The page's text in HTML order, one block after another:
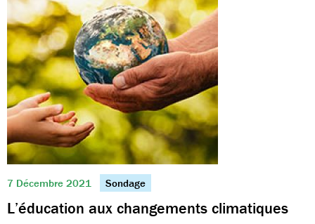
7 Décembre 2021 Sondage
L’éducation aux changements climatiques